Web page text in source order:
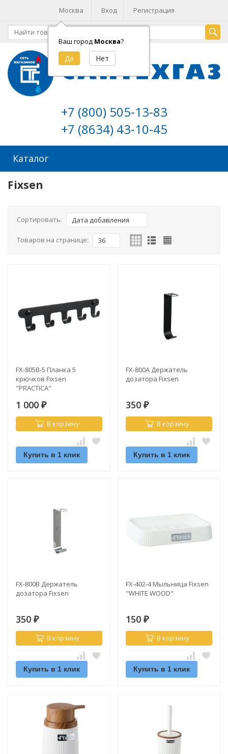
Москва
Ваш город Москва?
Вход Регистрация
+7 (800) 505-13-83
+7 (8634) 43-10-45
Каталог
Fixsen
Сортировать: Дата добавления
Товаров на странице: 36
FX-805B-5 Планка 5
крючков Fixsen
"PRACTICA"
1 000 ₽
В корзину
Купить в 1 клик
FX-800A Держатель
дозатора Fixsen
350 ₽
В корзину
Купить в 1 клик
FX-800B Держатель
дозатора Fixsen
350 ₽
В корзину
Купить в 1 клик
FX-402-4 Мыльница Fixsen
"WHITE WOOD"
150 ₽
В корзину
Купить в 1 клик